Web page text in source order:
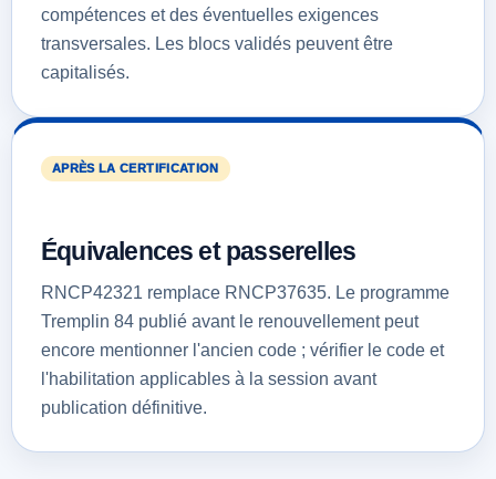
compétences et des éventuelles exigences
transversales. Les blocs validés peuvent être
capitalisés.
APRÈS LA CERTIFICATION
Équivalences et passerelles
RNCP42321 remplace RNCP37635. Le programme
Tremplin 84 publié avant le renouvellement peut
encore mentionner l'ancien code ; vérifier le code et
l'habilitation applicables à la session avant
publication définitive.